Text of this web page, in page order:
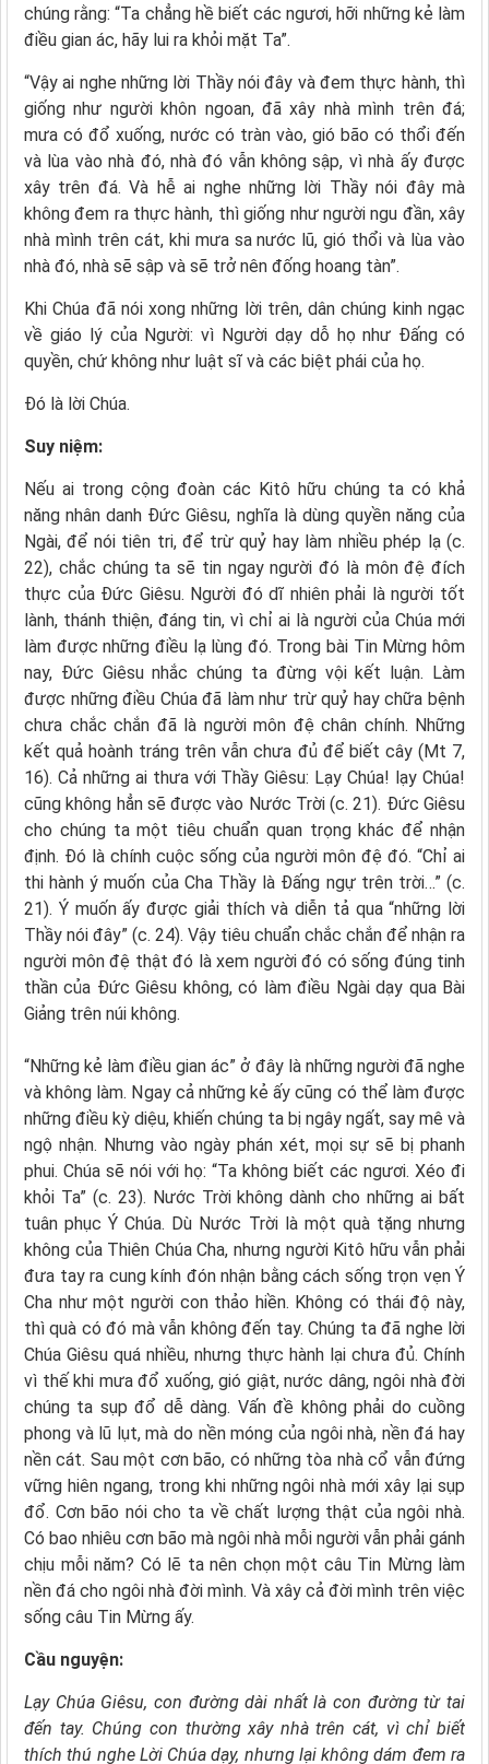
chúng rằng: “Ta chẳng hề biết các ngươi, hỡi những kẻ làm
điều gian ác, hãy lui ra khỏi mặt Ta”.
“Vậy ai nghe những lời Thầy nói đây và đem thực hành, thì
giống như người khôn ngoan, đã xây nhà mình trên đá;
mưa có đổ xuống, nước có tràn vào, gió bão có thổi đến
và lùa vào nhà đó, nhà đó vẫn không sập, vì nhà ấy được
xây trên đá. Và hễ ai nghe những lời Thầy nói đây mà
không đem ra thực hành, thì giống như người ngu đần, xây
nhà mình trên cát, khi mưa sa nước lũ, gió thổi và lùa vào
nhà đó, nhà sẽ sập và sẽ trở nên đống hoang tàn”.
Khi Chúa đã nói xong những lời trên, dân chúng kinh ngạc
về giáo lý của Người: vì Người dạy dỗ họ như Ðấng có
quyền, chứ không như luật sĩ và các biệt phái của họ.
Ðó là lời Chúa.
Suy niệm:
Nếu ai trong cộng đoàn các Kitô hữu chúng ta có khả
năng nhân danh Đức Giêsu, nghĩa là dùng quyền năng của
Ngài, để nói tiên tri, để trừ quỷ hay làm nhiều phép lạ (c.
22), chắc chúng ta sẽ tin ngay người đó là môn đệ đích
thực của Đức Giêsu. Người đó dĩ nhiên phải là người tốt
lành, thánh thiện, đáng tin, vì chỉ ai là người của Chúa mới
làm được những điều lạ lùng đó. Trong bài Tin Mừng hôm
nay, Đức Giêsu nhắc chúng ta đừng vội kết luận. Làm
được những điều Chúa đã làm như trừ quỷ hay chữa bệnh
chưa chắc chắn đã là người môn đệ chân chính. Những
kết quả hoành tráng trên vẫn chưa đủ để biết cây (Mt 7,
16). Cả những ai thưa với Thầy Giêsu: Lạy Chúa! lạy Chúa!
cũng không hẳn sẽ được vào Nước Trời (c. 21). Đức Giêsu
cho chúng ta một tiêu chuẩn quan trọng khác để nhận
định. Đó là chính cuộc sống của người môn đệ đó. “Chỉ ai
thi hành ý muốn của Cha Thầy là Đấng ngự trên trời…” (c.
21). Ý muốn ấy được giải thích và diễn tả qua “những lời
Thầy nói đây” (c. 24). Vậy tiêu chuẩn chắc chắn để nhận ra
người môn đệ thật đó là xem người đó có sống đúng tinh
thần của Đức Giêsu không, có làm điều Ngài dạy qua Bài
Giảng trên núi không.
“Những kẻ làm điều gian ác” ở đây là những người đã nghe
và không làm. Ngay cả những kẻ ấy cũng có thể làm được
những điều kỳ diệu, khiến chúng ta bị ngây ngất, say mê và
ngộ nhận. Nhưng vào ngày phán xét, mọi sự sẽ bị phanh
phui. Chúa sẽ nói với họ: “Ta không biết các ngươi. Xéo đi
khỏi Ta” (c. 23). Nước Trời không dành cho những ai bất
tuân phục Ý Chúa. Dù Nước Trời là một quà tặng nhưng
không của Thiên Chúa Cha, nhưng người Kitô hữu vẫn phải
đưa tay ra cung kính đón nhận bằng cách sống trọn vẹn Ý
Cha như một người con thảo hiền. Không có thái độ này,
thì quà có đó mà vẫn không đến tay. Chúng ta đã nghe lời
Chúa Giêsu quá nhiều, nhưng thực hành lại chưa đủ. Chính
vì thế khi mưa đổ xuống, gió giật, nước dâng, ngôi nhà đời
chúng ta sụp đổ dễ dàng. Vấn đề không phải do cuồng
phong và lũ lụt, mà do nền móng của ngôi nhà, nền đá hay
nền cát. Sau một cơn bão, có những tòa nhà cổ vẫn đứng
vững hiên ngang, trong khi những ngôi nhà mới xây lại sụp
đổ. Cơn bão nói cho ta về chất lượng thật của ngôi nhà.
Có bao nhiêu cơn bão mà ngôi nhà mỗi người vẫn phải gánh
chịu mỗi năm? Có lẽ ta nên chọn một câu Tin Mừng làm
nền đá cho ngôi nhà đời mình. Và xây cả đời mình trên việc
sống câu Tin Mừng ấy.
Cầu nguyện:
Lạy Chúa Giêsu, con đường dài nhất là con đường từ tai
đến tay. Chúng con thường xây nhà trên cát, vì chỉ biết
thích thú nghe Lời Chúa dạy, nhưng lại không dám đem ra